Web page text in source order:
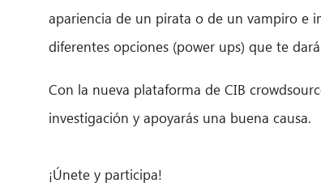
apariencia de un pirata o de un vampiro e
diferentes opciones (power ups) que te
Con la nueva plataforma de CIB
investigación y apoyarás una buena causa.
¡Únete y participa!